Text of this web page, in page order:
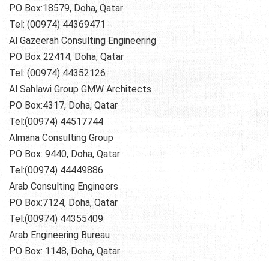
PO Box:18579, Doha, Qatar
Tel: (00974) 44369471
Al Gazeerah Consulting Engineering
PO Box 22414, Doha, Qatar
Tel: (00974) 44352126
Al Sahlawi Group GMW Architects
PO Box:4317, Doha, Qatar
Tel:(00974) 44517744
Almana Consulting Group
PO Box: 9440, Doha, Qatar
Tel:(00974) 44449886
Arab Consulting Engineers
PO Box:7124, Doha, Qatar
Tel:(00974) 44355409
Arab Engineering Bureau
PO Box: 1148, Doha, Qatar